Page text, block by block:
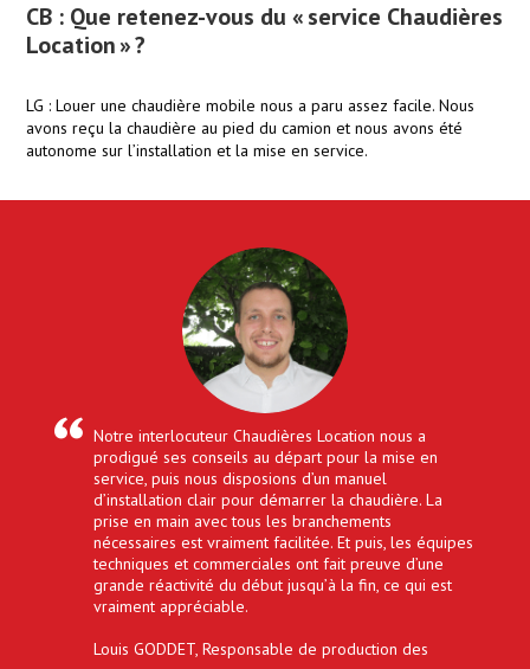
CB : Que retenez-vous du « service Chaudières
Location » ?
LG : Louer une chaudière mobile nous a paru assez facile. Nous
avons reçu la chaudière au pied du camion et nous avons été
autonome sur l’installation et la mise en service.
Notre interlocuteur Chaudières Location nous a
prodigué ses conseils au départ pour la mise en
service, puis nous disposions d’un manuel
d’installation clair pour démarrer la chaudière. La
prise en main avec tous les branchements
nécessaires est vraiment facilitée. Et puis, les équipes
techniques et commerciales ont fait preuve d’une
grande réactivité du début jusqu’à la fin, ce qui est
vraiment appréciable.
Louis GODDET, Responsable de production des